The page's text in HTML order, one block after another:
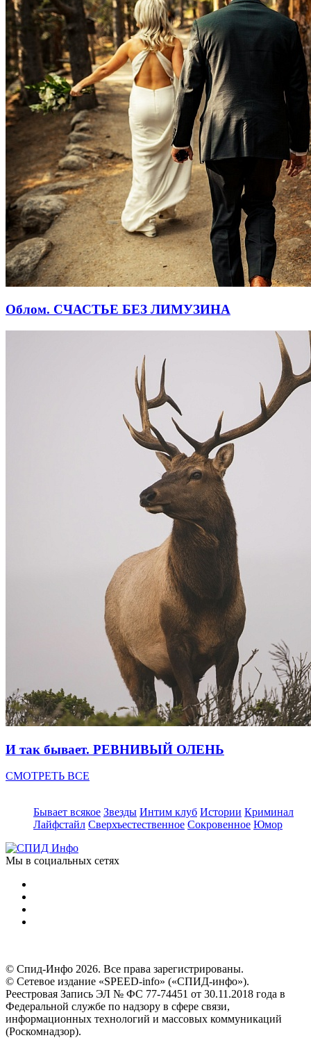
Облом. СЧАСТЬЕ БЕЗ ЛИМУЗИНА
И так бывает. РЕВНИВЫЙ ОЛЕНЬ
СМОТРЕТЬ ВСЕ
Бывает всякое Звезды Интим клуб Истории Криминал
Лайфстайл Сверхъестественное Сокровенное Юмор
Мы в социальных сетях
© Спид-Инфо 2026. Все права зарегистрированы.
© Сетевое издание «SPEED-info» («СПИД-инфо»).
Реестровая Запись ЭЛ № ФС 77-74451 от 30.11.2018 года в
Федеральной службе по надзору в сфере связи,
информационных технологий и массовых коммуникаций
(Роскомнадзор).